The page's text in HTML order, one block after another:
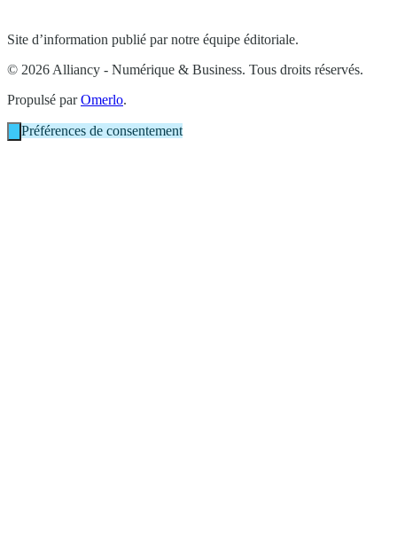
Site d’information publié par notre équipe éditoriale.
© 2026 Alliancy - Numérique & Business. Tous droits réservés.
Propulsé parOmerlo.
Préférences de consentement